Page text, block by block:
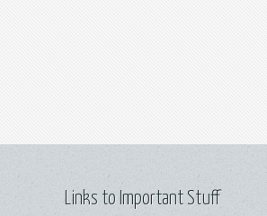
Links to Important Stuff